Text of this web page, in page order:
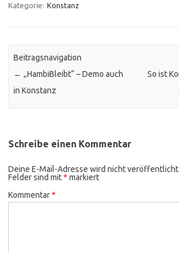
Kategorie: Konstanz
Beitragsnavigation
← „HambiBleibt“ – Demo auch
in Konstanz
So ist
Schreibe einen Kommentar
Deine E-Mail-Adresse wird nicht veröffentlicht.
Felder sind mit* markiert
Kommentar*